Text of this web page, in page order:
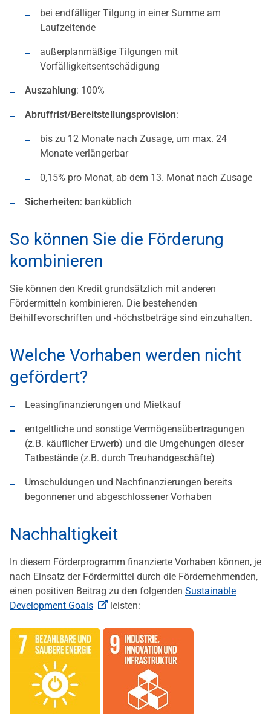
bei endfälliger Tilgung in einer Summe am
Laufzeitende
außerplanmäßige Tilgungen mit
Vorfälligkeitsentschädigung
Auszahlung: 100%
Abruffrist/Bereitstellungsprovision:
bis zu 12 Monate nach Zusage, um max. 24
Monate verlängerbar
0,15% pro Monat, ab dem 13. Monat nach Zusage
Sicherheiten: banküblich
So können Sie die Förderung
kombinieren
Sie können den Kredit grundsätzlich mit anderen
Fördermitteln kombinieren. Die bestehenden
Beihilfevorschriften und -höchstbeträge sind einzuhalten.
Welche Vorhaben werden nicht
gefördert?
Leasingfinanzierungen und Mietkauf
entgeltliche und sonstige Vermögensübertragungen
(z.B. käuflicher Erwerb) und die Umgehungen dieser
Tatbestände (z.B. durch Treuhandgeschäfte)
Umschuldungen und Nachfinanzierungen bereits
begonnener und abgeschlossener Vorhaben
Nachhaltigkeit
In diesem Förderprogramm finanzierte Vorhaben können, je
nach Einsatz der Fördermittel durch die Fördernehmenden,
einen positiven Beitrag zu den folgenden Sustainable
Development Goals
leisten: